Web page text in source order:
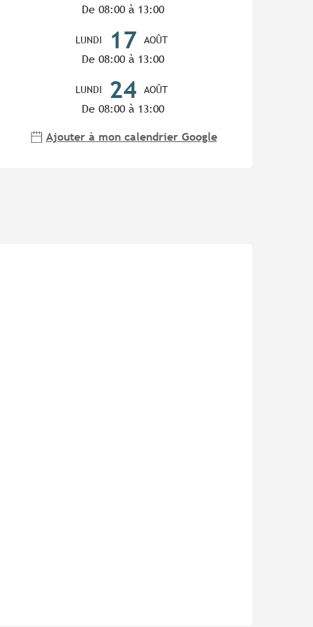
De 08:00 à 13:00
LUNDI 17 AOÛT
De 08:00 à 13:00
LUNDI 24 AOÛT
De 08:00 à 13:00
Ajouter à mon calendrier Google